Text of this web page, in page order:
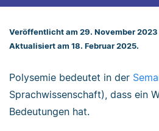
Veröffentlicht am 29. November 2023
Aktualisiert am 18. Februar 2025.
Polysemie bedeutet in der
Sprachwissenschaft), dass ein
Bedeutungen hat.